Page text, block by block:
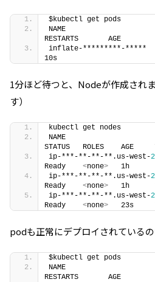
$kubectl get pods
NAME
RESTARTS       AGE
inflate-*********-
10s
1分ほど待つと、Nodeが作成され
す）
kubectl get nodes
NAME
STATUS   ROLES    AGE
ip-***-**-**-**.us-west-
Ready <none>
1h
ip-***-**-**-**.us-west-
Ready <none>
1h
ip-***-**-**-**.us-west-
Ready <none>
23s
podも正常にデプロイされているの
$kubectl get pods
NAME
RESTARTS       AGE